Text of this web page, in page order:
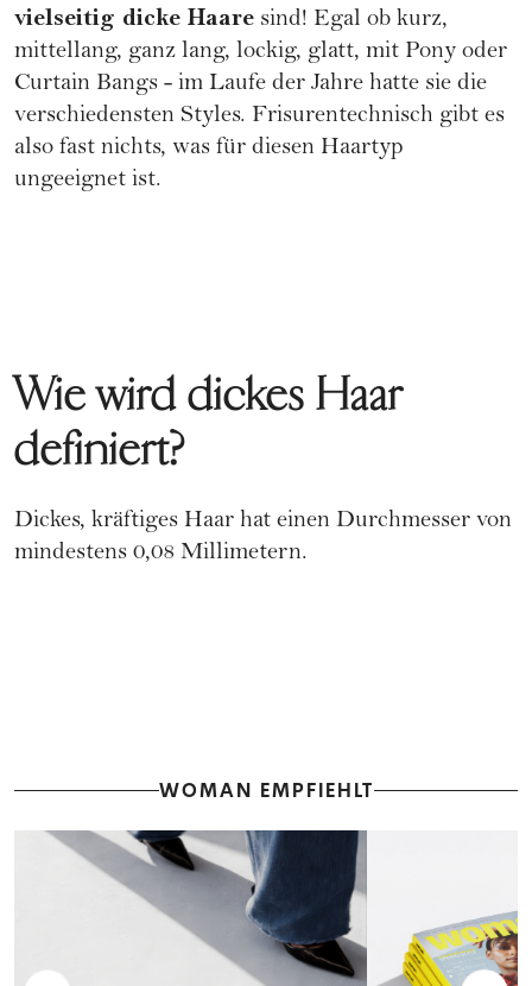
vielseitig dicke Haare sind! Egal ob kurz,
mittellang, ganz lang, lockig, glatt, mit Pony oder
Curtain Bangs - im Laufe der Jahre hatte sie die
verschiedensten Styles. Frisurentechnisch gibt es
also fast nichts, was für diesen Haartyp
ungeeignet ist.
Wie wird dickes Haar
definiert?
Dickes, kräftiges Haar hat einen Durchmesser von
mindestens 0,08 Millimetern.
WOMAN EMPFIEHLT